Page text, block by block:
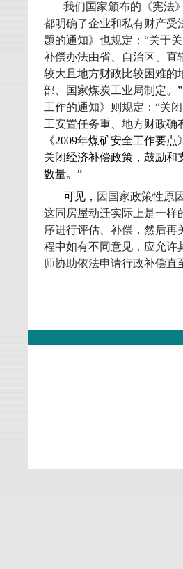
我们国家颁布的《宪法
都明确了企业和私有财产受
题的通知》也规定：“关于
补偿办法由省、自治区、直
较大且地方财政比较困难的
部、国家煤炭工业局制定。”
工作的通知》则规定：“关
工安置任务重、地方财政确
《2009年煤矿安全工作要点
关闭经济补偿政策，鼓励和
数量。”
可见， 因国家政策性原
这同房屋动迁实际上是一样
序进行评估、补偿，然后
程中如有不同意见，应允许
师协助依法申请行政补偿直